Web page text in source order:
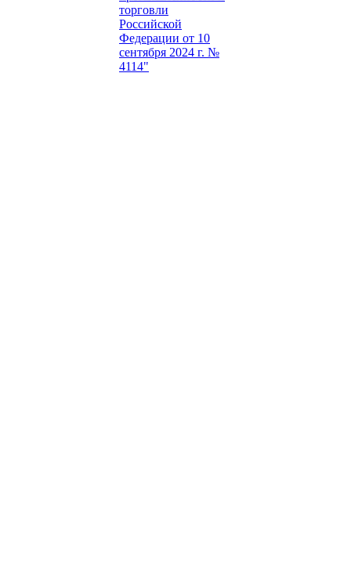
торговли
Российской
Федерации от 10
сентября 2024 г. №
4114"